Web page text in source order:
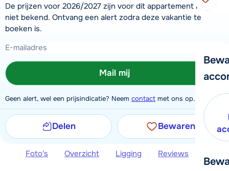
De prijzen voor 2026/2027 zijn voor dit appartement nog
niet bekend. Ontvang een alert zodra deze vakantie te
boeken is.
Mail mij
Geen alert, wel een prijsindicatie? Neem contact met ons op.
Delen Bewaren
Foto's Overzicht Ligging Reviews